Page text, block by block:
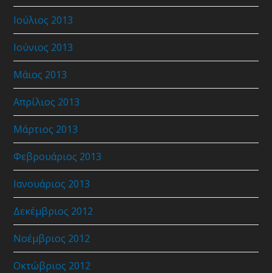
Ιούλιος 2013
Ιούνιος 2013
Μάιος 2013
Απρίλιος 2013
Μάρτιος 2013
Φεβρουάριος 2013
Ιανουάριος 2013
Δεκέμβριος 2012
Νοέμβριος 2012
Οκτώβριος 2012